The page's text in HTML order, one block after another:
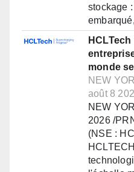
stockage
monde
NEW
août 8
NEW
2026 /
(NSE :